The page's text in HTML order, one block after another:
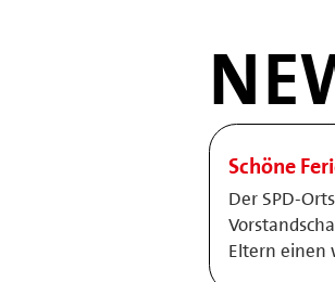
Schöne
Der SPD-
Eltern einen